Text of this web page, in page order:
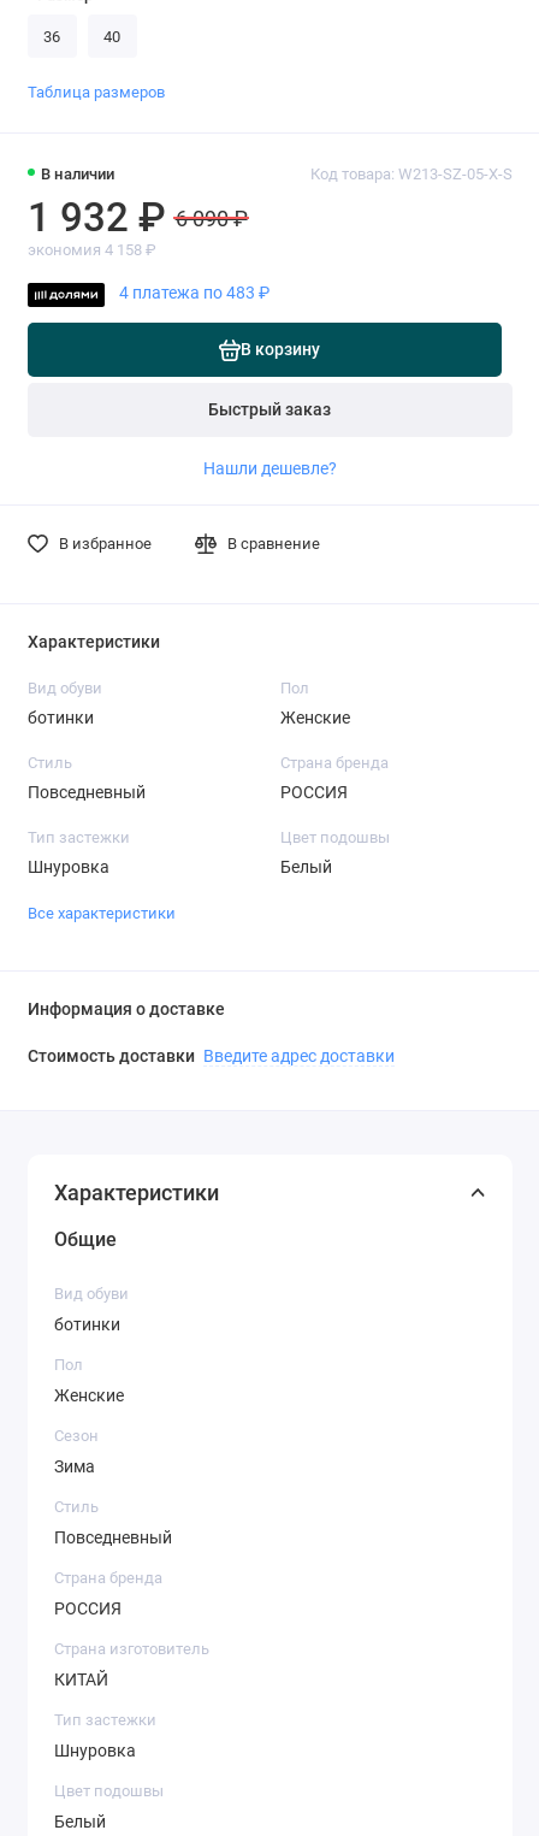
В наличии Код товара: W213-SZ-05-X-S
1 932 ₽ 6 090 ₽
экономия 4 158 ₽
4 платежа по 483 ₽
В корзину
Быстрый заказ
Нашли дешевле?
В избранное В сравнение
36 40
Таблица размеров
Характеристики
Вид обуви
ботинки
Пол
Женские
Стиль
Повседневный
Страна бренда
РОССИЯ
Тип застежки
Шнуровка
Цвет подошвы
Белый
Все характеристики
Информация о доставке
Стоимость доставки Введите адрес доставки
Характеристики
Общие
Вид обуви
ботинки
Пол
Женские
Сезон
Зима
Стиль
Повседневный
Страна бренда
РОССИЯ
Страна изготовитель
КИТАЙ
Тип застежки
Шнуровка
Цвет подошвы
Белый